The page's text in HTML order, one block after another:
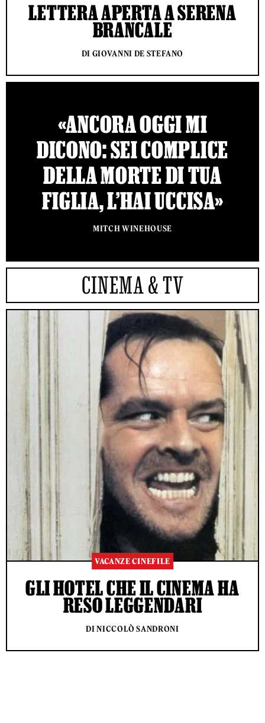
LETTERA APERTA A SERENA
BRANCALE
DI GIOVANNI DE STEFANO
«ANCORA OGGI MI
DICONO: SEI COMPLICE
DELLA MORTE DI TUA
FIGLIA, L’HAI UCCISA»
MITCH WINEHOUSE
CINEMA & TV
VACANZE CINEFILE
GLI HOTEL CHE IL CINEMA HA
RESO LEGGENDARI
DI NICCOLÒ SANDRONI